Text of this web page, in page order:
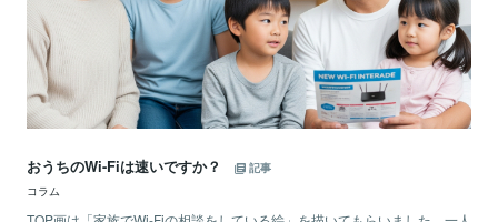
おうちのWi-Fiは速いですか？
記事
コラム